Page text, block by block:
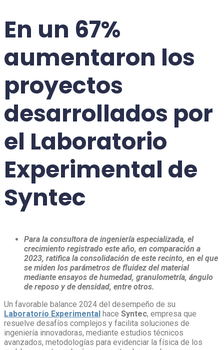
En un 67%
aumentaron los
proyectos
desarrollados por
el Laboratorio
Experimental de
Syntec
Para la consultora de ingeniería especializada, el
crecimiento registrado este año, en comparación a
2023, ratifica la consolidación de este recinto, en el que
se miden los parámetros de fluidez del material
mediante ensayos de humedad, granulometría, ángulo
de reposo y de densidad, entre otros.
Un favorable balance 2024 del desempeño de su
Laboratorio Experimental hace Syntec, empresa que
resuelve desafíos complejos y facilita soluciones de
ingeniería innovadoras, mediante estudios técnicos
avanzados, metodologías para evidenciar la física de los